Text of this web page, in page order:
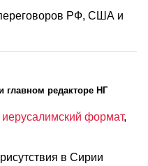
РФ, США и
главном редакторе НГ
иерусалимский формат,
в Сирии